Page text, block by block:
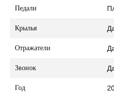
Педали
Крылья
Отражатели
Звонок
Год